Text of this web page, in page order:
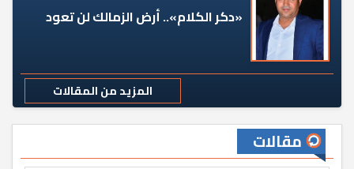
«دكر الكلام».. أرض الزمالك لن تعود
المزيد من المقالات
مقالات